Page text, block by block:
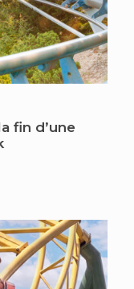
fin d’une